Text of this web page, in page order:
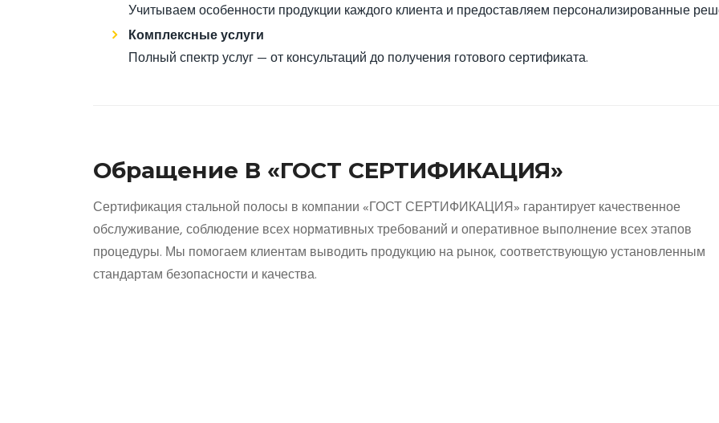
Учитываем особенности продукции каждого клиента и предоставляем персонализированные
Комплексные услуги
Полный спектр услуг — от консультаций до получения готового сертификата.
Обращение В «ГОСТ СЕРТИФИКАЦИЯ»
Сертификация стальной полосы в компании «ГОСТ СЕРТИФИКАЦИЯ» гарантирует качественное
обслуживание, соблюдение всех нормативных требований и оперативное выполнение всех этапов
процедуры. Мы помогаем клиентам выводить продукцию на рынок, соответствующую установленным
стандартам безопасности и качества.